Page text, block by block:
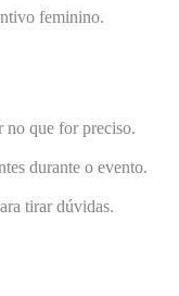
feminino.
no que for preciso.
durante o evento.
tirar dúvidas.